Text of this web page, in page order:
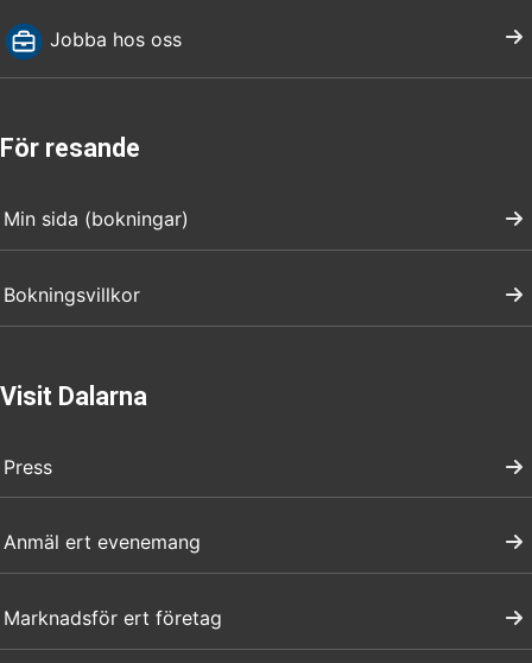
Jobba hos oss
För resande
Min sida (bokningar)
Bokningsvillkor
Visit Dalarna
Press
Anmäl ert evenemang
Marknadsför ert företag